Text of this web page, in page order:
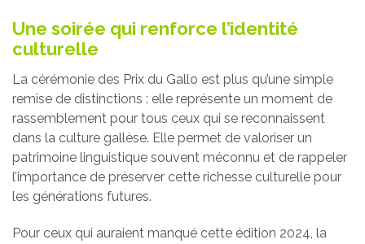
Une soirée qui renforce l’identité
culturelle
La cérémonie des Prix du Gallo est plus qu’une simple
remise de distinctions : elle représente un moment de
rassemblement pour tous ceux qui se reconnaissent
dans la culture gallèse. Elle permet de valoriser un
patrimoine linguistique souvent méconnu et de rappeler
l’importance de préserver cette richesse culturelle pour
les générations futures.
Pour ceux qui auraient manqué cette édition 2024, la